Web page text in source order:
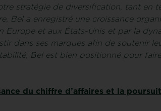
stratégie de diversification, tant en
Bel a enregistré une croissance
Europe et aux États-Unis et par la
dans ses marques afin de soutenir
Bel est bien positionné pour
du chiffre d’affaires et la